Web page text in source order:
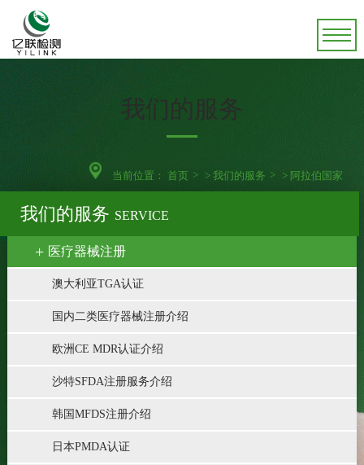
我们的服务
当前位置：首页 >我们的服务 > 阿拉伯国家
我们的服务 SERVICE
医疗器械注册
澳大利亚TGA认证
国内二类医疗器械注册介绍
欧洲CE MDR认证介绍
沙特SFDA注册服务介绍
韩国MFDS注册介绍
日本PMDA认证